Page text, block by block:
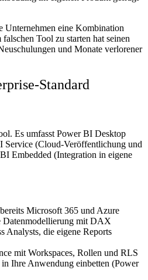
Unternehmen eine Kombination
Tool zu starten hat seinen
und Monate verlorener
Standard
Es umfasst Power BI Desktop
Service (Cloud-Veröffentlichung und
Embedded (Integration in eigene
Microsoft 365 und Azure
Datenmodellierung mit DAX
Analysts, die eigene Reports
mit Workspaces, Rollen und RLS
Ihre Anwendung einbetten (Power